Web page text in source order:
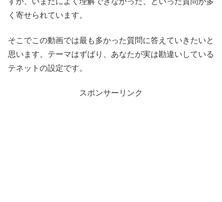
く寄せられています。
そこでこの動画では最も多かった質問に答えていきたいと
思います。テーマはずばり、あなたが実は勘違いしている
テネットの設定です。
スポンサーリンク